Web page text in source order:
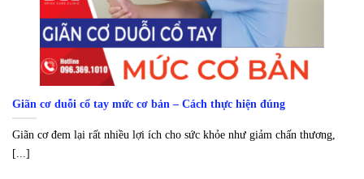
Giãn cơ duỗi cổ tay mức cơ bản – Cách thực hiện đúng
Giãn cơ đem lại rất nhiều lợi ích cho sức khỏe như giảm chấn thương,
[...]